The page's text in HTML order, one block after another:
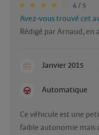
4 / 5
Avez-vous trouvé cet
Rédigé par Arnaud, en
Janvier 2015
Automatique
Ce véhicule est une
faible autonomie mais